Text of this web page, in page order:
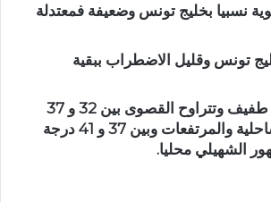
نسبيا بخليج تونس وضعيفة فمعتدلة
تونس وقليل الاضطراب ببقية
الحرارة في ارتفاع طفيف وتتراوح القصوى بين 32 و 37
درجة بالمناطق الساحلية والمرتفعات وبين 37 و 41 درجة
الشهيلي محليا.